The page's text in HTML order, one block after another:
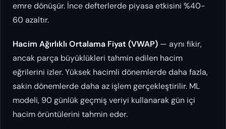
emre dönüşür. İnce defterlerde piyasa etkisini %40-
60 azaltır.
Hacim Ağırlıklı Ortalama Fiyat (VWAP) — aynı fikir,
ancak parça büyüklükleri tahmin edilen hacim
eğrilerini izler. Yüksek hacimli dönemlerde daha fazla,
sakin dönemlerde daha az işlem gerçekleştirilir. ML
modeli, 90 günlük geçmiş veriyi kullanarak gün içi
hacim örüntülerini tahmin eder.